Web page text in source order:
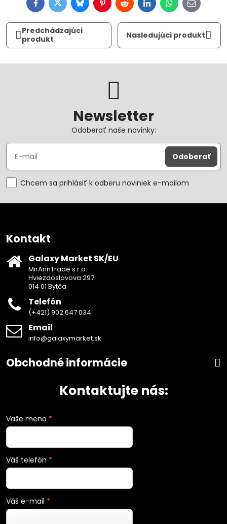
FacebookTwitterBlueskyPinterestRedditLinkedInWhatsApp
E-
mail
Predchádzajúci
produkt
Nasledujúci produkt
Newsletter
Odoberať naše novinky:
Odoberať
Chcem sa prihlásiť k odberu noviniek e-mailom
Kontakt
Galaxy Market SK/EU
MirAnnTrade s.r.o.
Hviezdoslavova 297
014 01 Bytča
Telefón
(+421) 902 647 034
Email
info@galaxymarket.sk
Obchodné informácie
Kontaktujte nás:
Vaše meno *
Váš telefón *
Váš e-mail *